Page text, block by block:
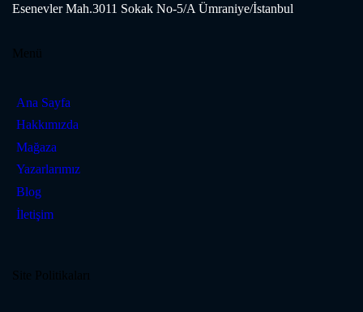
Esenevler Mah.3011 Sokak No-5/A Ümraniye/İstanbul
Menü
Ana Sayfa
Hakkımızda
Mağaza
Yazarlarımız
Blog
İletişim
Site Politikaları